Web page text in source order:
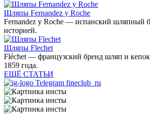
Шляпы Fernandez y Roche
Fernandez y Roche — испанский шляпный
историей.
Шляпы Flechet
Fléchet — французский бренд шляп и
1859 года.
ЕЩЁ СТАТЬИ
Telegram fineclub_ru